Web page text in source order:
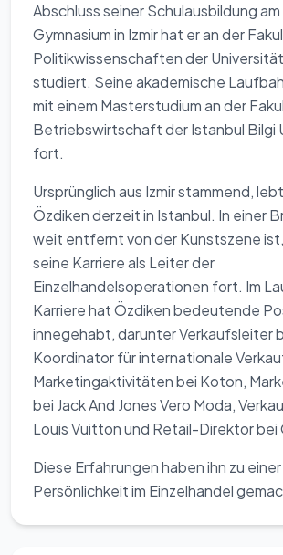
Abschluss seiner Schulausbildung
Gymnasium in Izmir hat er an der
Politikwissenschaften der
studiert. Seine akademische
mit einem Masterstudium an der
Betriebswirtschaft der Istanbul Bilgi
fort.
Ursprünglich aus Izmir stammend,
Özdiken derzeit in Istanbul. In einer
weit entfernt von der Kunstszene
seine Karriere als Leiter der
Einzelhandelsoperationen fort. Im
Karriere hat Özdiken bedeutende
innegehabt, darunter Verkaufsleiter
Koordinator für internationale
Marketingaktivitäten bei Koton,
bei Jack And Jones Vero Moda,
Louis Vuitton und Retail-Direktor bei
Diese Erfahrungen haben ihn zu
Persönlichkeit im Einzelhandel